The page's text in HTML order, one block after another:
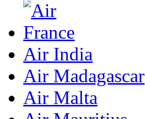
Air India
Air Madagascar
Air Malta